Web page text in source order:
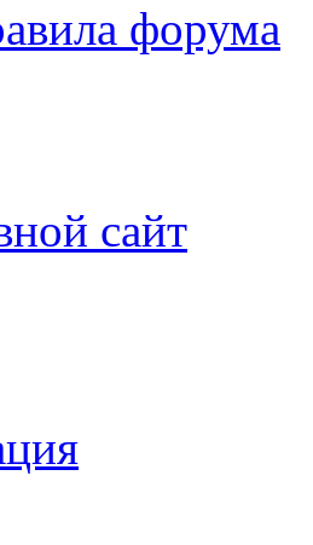
форума
сайт